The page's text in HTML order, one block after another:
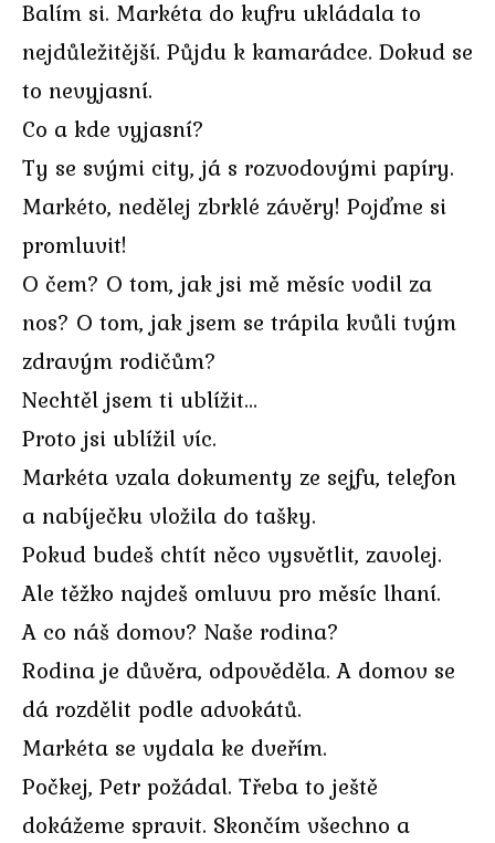
Balím si. Markéta do kufru ukládala to
nejdůležitější. Půjdu k kamarádce. Dokud se
to nevyjasní.
Co a kde vyjasní?
Ty se svými city, já s rozvodovými papíry.
Markéto, nedělej zbrklé závěry! Pojďme si
promluvit!
O čem? O tom, jak jsi mě měsíc vodil za
nos? O tom, jak jsem se trápila kvůli tvým
zdravým rodičům?
Nechtěl jsem ti ublížit…
Proto jsi ublížil víc.
Markéta vzala dokumenty ze sejfu, telefon
a nabíječku vložila do tašky.
Pokud budeš chtít něco vysvětlit, zavolej.
Ale těžko najdeš omluvu pro měsíc lhaní.
A co náš domov? Naše rodina?
Rodina je důvěra, odpověděla. A domov se
dá rozdělit podle advokátů.
Markéta se vydala ke dveřím.
Počkej, Petr požádal. Třeba to ještě
dokážeme spravit. Skončím všechno a